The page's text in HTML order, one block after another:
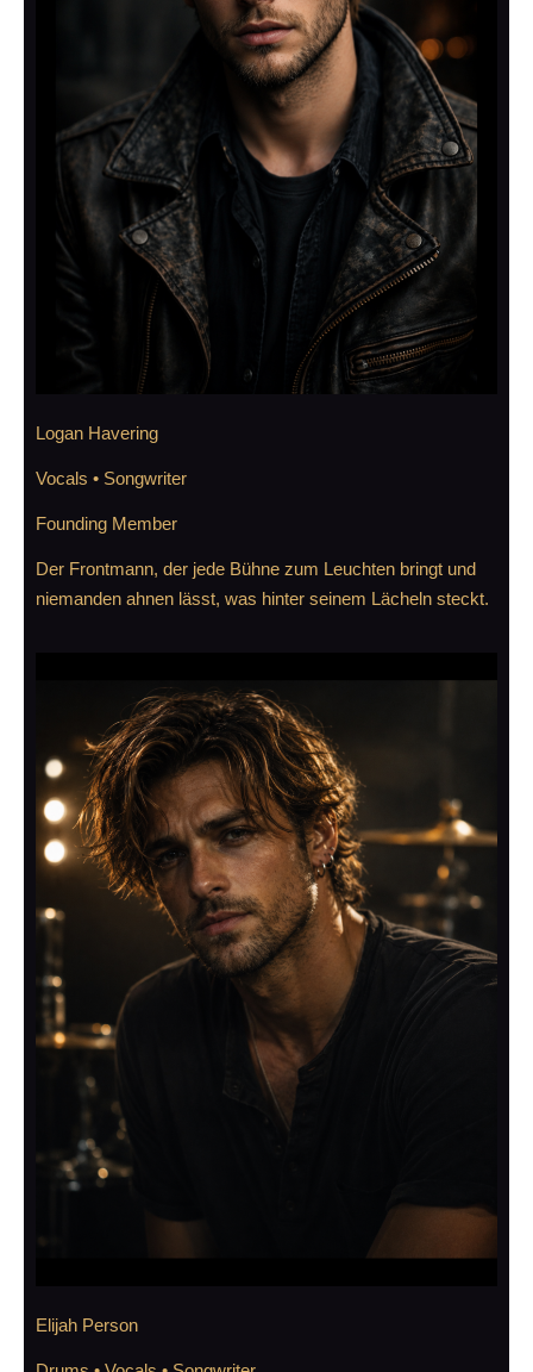
Logan Havering
Vocals • Songwriter
Founding Member
Der Frontmann, der jede Bühne zum Leuchten bringt und
niemanden ahnen lässt, was hinter seinem Lächeln steckt.
Elijah Person